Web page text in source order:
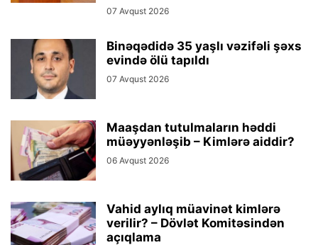
07 Avqust 2026
Binəqədidə 35 yaşlı vəzifəli şəxs
evində ölü tapıldı
07 Avqust 2026
Maaşdan tutulmaların həddi
müəyyənləşib – Kimlərə aiddir?
06 Avqust 2026
Vahid aylıq müavinət kimlərə
verilir? – Dövlət Komitəsindən
açıqlama